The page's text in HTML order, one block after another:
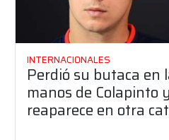
INTERNACIONALES
Perdió su butaca en
manos de Colapinto
reaparece en otra